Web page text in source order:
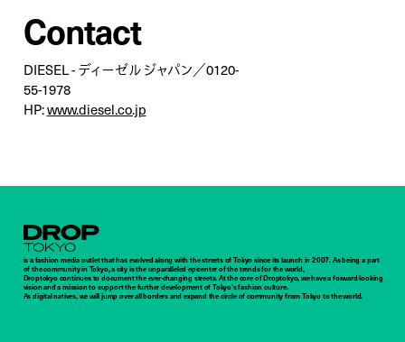
Contact
DIESEL - ディーゼル ジャパン／0120-
55-1978
HP:www.diesel.co.jp
Droptokyo
is a fashion media outlet that has evolved along with the streets of Tokyo since its launch in 2007. As being a part
of the community in Tokyo, a city is the unparalleled epicenter of the trends for the world,
Droptokyo continues to document the ever-changing streets. At the core of Droptokyo, we have a forward-looking
vision and a mission to support the further development of Tokyo’s fashion culture.
As digital natives, we will jump over all borders and expand the circle of community from Tokyo to the world.